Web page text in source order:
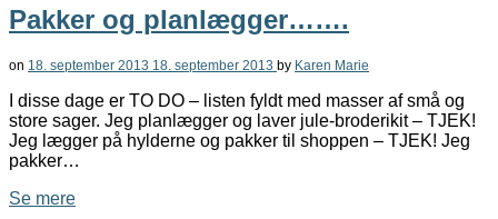
Pakker og planlægger…….
on 18. september 2013 18. september 2013 by Karen Marie
I disse dage er TO DO – listen fyldt med masser af små og
store sager. Jeg planlægger og laver jule-broderikit – TJEK!
Jeg lægger på hylderne og pakker til shoppen – TJEK! Jeg
pakker…
Se mere